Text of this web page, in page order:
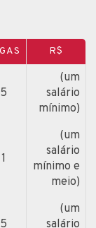
R$
5
(um
salário
mínimo)
1
(um
salário
mínimo e
meio)
5
(um
salário